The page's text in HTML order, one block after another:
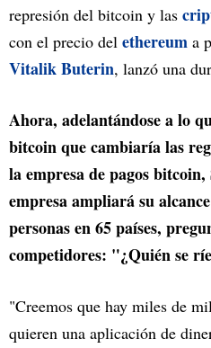
represión del bitcoin y las
con el precio del ethereum a
Vitalik Buterin, lanzó una
Ahora, adelantándose a lo
bitcoin que cambiaría las
la empresa de pagos
empresa ampliará su
personas en 65 países,
competidores: "¿Quién se
"Creemos que hay miles de
quieren una aplicación de